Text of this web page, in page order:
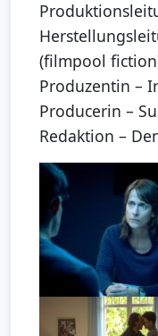
(filmpool
Produzentin –
Producerin –
Redaktion –